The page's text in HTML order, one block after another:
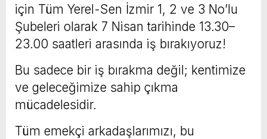
için Tüm Yerel-Sen İzmir 1, 2 ve 3 No’lu
Şubeleri olarak 7 Nisan tarihinde 13.30–
23.00 saatleri arasında iş bırakıyoruz!
Bu sadece bir iş bırakma değil; kentimize
ve geleceğimize sahip çıkma
mücadelesidir.
Tüm emekçi arkadaşlarımızı, bu